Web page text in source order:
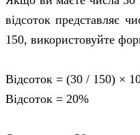
відсоток представляє
150, використовуйте
Відсоток = (30 / 150) ×
Відсоток = 20%